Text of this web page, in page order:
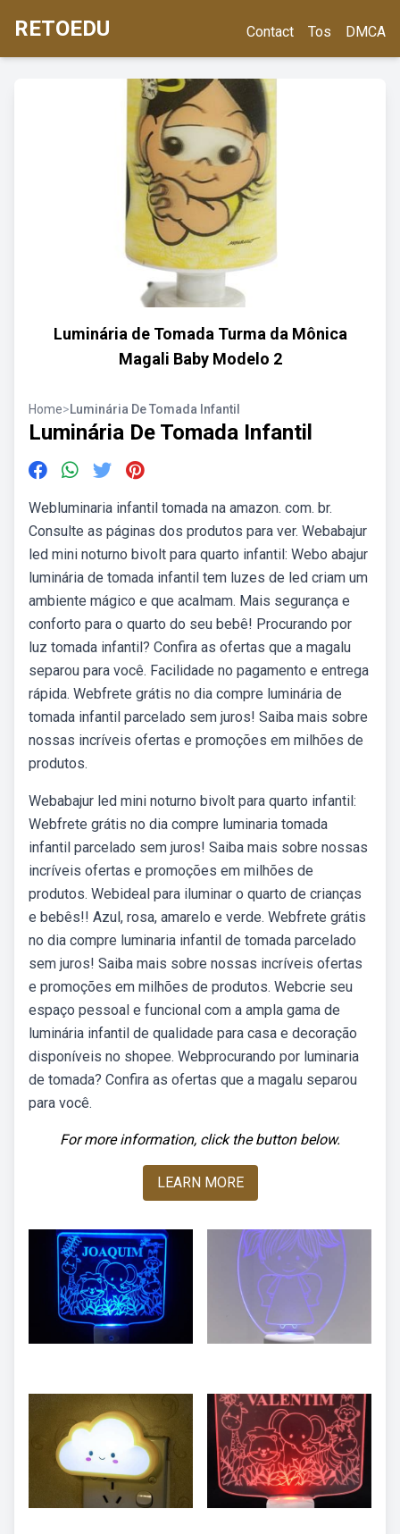
RETOEDU Contact Tos DMCA
Luminária de Tomada Turma da Mônica
Magali Baby Modelo 2
Home>Luminária De Tomada Infantil
Luminária De Tomada Infantil
Webluminaria infantil tomada na amazon. com. br.
Consulte as páginas dos produtos para ver. Webabajur
led mini noturno bivolt para quarto infantil: Webo abajur
luminária de tomada infantil tem luzes de led criam um
ambiente mágico e que acalmam. Mais segurança e
conforto para o quarto do seu bebê! Procurando por
luz tomada infantil? Confira as ofertas que a magalu
separou para você. Facilidade no pagamento e entrega
rápida. Webfrete grátis no dia compre luminária de
tomada infantil parcelado sem juros! Saiba mais sobre
nossas incríveis ofertas e promoções em milhões de
produtos.
Webabajur led mini noturno bivolt para quarto infantil:
Webfrete grátis no dia compre luminaria tomada
infantil parcelado sem juros! Saiba mais sobre nossas
incríveis ofertas e promoções em milhões de
produtos. Webideal para iluminar o quarto de crianças
e bebês!! Azul, rosa, amarelo e verde. Webfrete grátis
no dia compre luminaria infantil de tomada parcelado
sem juros! Saiba mais sobre nossas incríveis ofertas
e promoções em milhões de produtos. Webcrie seu
espaço pessoal e funcional com a ampla gama de
luminária infantil de qualidade para casa e decoração
disponíveis no shopee. Webprocurando por luminaria
de tomada? Confira as ofertas que a magalu separou
para você.
For more information, click the button below.
LEARN MORE